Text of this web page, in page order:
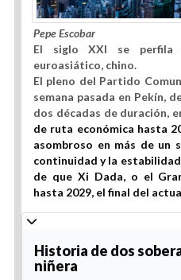
Pepe Escobar
El siglo XXI se perfila
euroasiático, chino.
El pleno del Partido
semana pasada en Pekín,
dos décadas de duración,
de ruta económica hasta
asombroso en más de un
continuidad y la
de que Xi Dada, o el
hasta 2029, el final del
Historia de dos
niñera